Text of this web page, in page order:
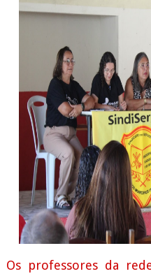
Os professores da